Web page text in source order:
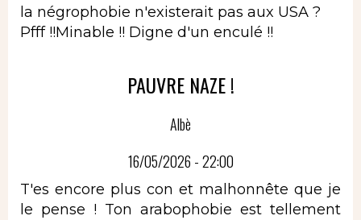
la négrophobie n'existerait pas aux USA ?
Pfff !!Minable !! Digne d'un enculé !!
PAUVRE NAZE !
Albè
16/05/2026 - 22:00
T'es encore plus con et malhonnête que je
le pense ! Ton arabophobie est tellement